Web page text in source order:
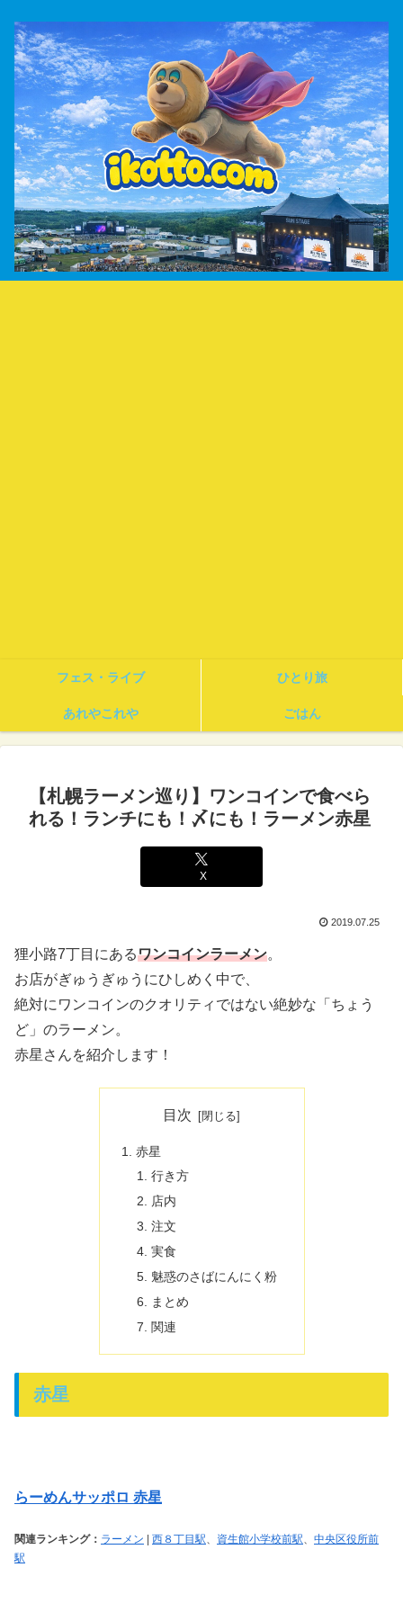
フェス・ライブ ひとり旅
あれやこれや ごはん
【札幌ラーメン巡り】ワンコインで食べら
れる！ランチにも！〆にも！ラーメン赤星
X
2019.07.25
狸小路7丁目にあるワンコインラーメン。
お店がぎゅうぎゅうにひしめく中で、
絶対にワンコインのクオリティではない絶妙な「ちょう
ど」のラーメン。
赤星さんを紹介します！
目次
赤星
行き方
店内
注文
実食
魅惑のさばにんにく粉
まとめ
関連
赤星
らーめんサッポロ 赤星
関連ランキング： ラーメン 西８丁目駅、 資生館小学校前駅、 中央区役所前
駅